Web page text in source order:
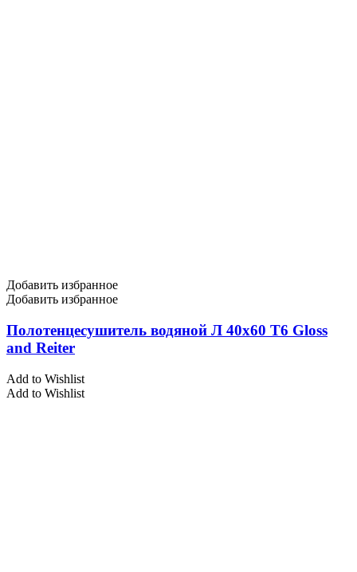
Добавить избранное
Добавить избранное
Полотенцесушитель водяной Л 40х60 Т6 Gloss
and Reiter
Add to Wishlist
Add to Wishlist